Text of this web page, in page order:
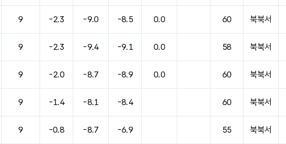
9 -2.3 -9.0 -8.5 0.0 60 북북서
9 -2.3 -9.4 -9.1 0.0 58 북북서
9 -2.0 -8.7 -8.9 0.0 60 북북서
9 -1.4 -8.1 -8.4 60 북북서
9 -0.8 -8.7 -6.9 55 북북서